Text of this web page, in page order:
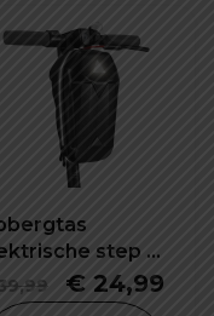
step 5L
en
€ 24,99